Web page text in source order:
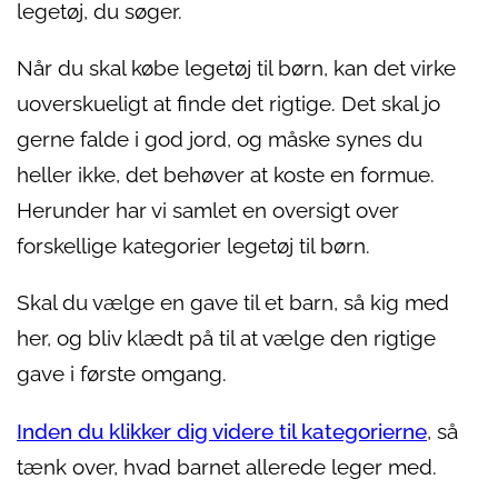
legetøj, du søger.
Når du skal købe legetøj til børn, kan det virke
uoverskueligt at finde det rigtige. Det skal jo
gerne falde i god jord, og måske synes du
heller ikke, det behøver at koste en formue.
Herunder har vi samlet en oversigt over
forskellige kategorier legetøj til børn.
Skal du vælge en gave til et barn, så kig med
her, og bliv klædt på til at vælge den rigtige
gave i første omgang.
Inden du klikker dig videre til kategorierne, så
tænk over, hvad barnet allerede leger med.